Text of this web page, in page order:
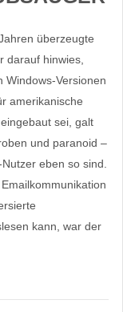
überzeugte
darauf hinwies,
Windows-Versionen
amerikanische
sei, galt
und paranoid –
eben so sind.
kann, war der